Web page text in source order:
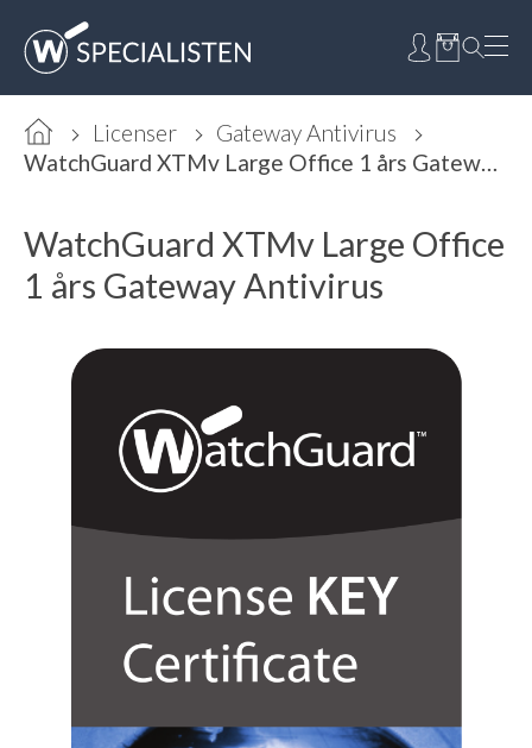
Licenser
Gateway Antivirus
WatchGuard XTMv Large Office 1 års Gateway Antivirus
WatchGuard XTMv Large Office
1 års Gateway Antivirus